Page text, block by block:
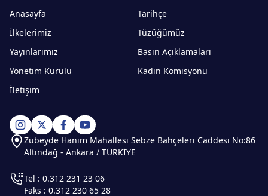
Anasayfa
Tarihçe
İlkelerimiz
Tüzüğümüz
Yayınlarımız
Basın Açıklamaları
Yönetim Kurulu
Kadın Komisyonu
İletişim
Zübeyde Hanım Mahallesi Sebze Bahçeleri Caddesi No:86
Altındağ - Ankara / TÜRKİYE
Tel : 0.312 231 23 06
Faks : 0.312 230 65 28